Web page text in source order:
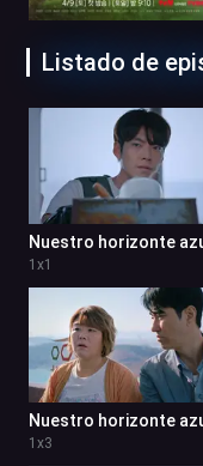
Listado de
1 x1
1 x3